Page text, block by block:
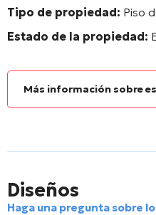
Tipo de propiedad: Piso
Estado de la propiedad:
Más información sobre
Diseños
Haga una pregunta sobre